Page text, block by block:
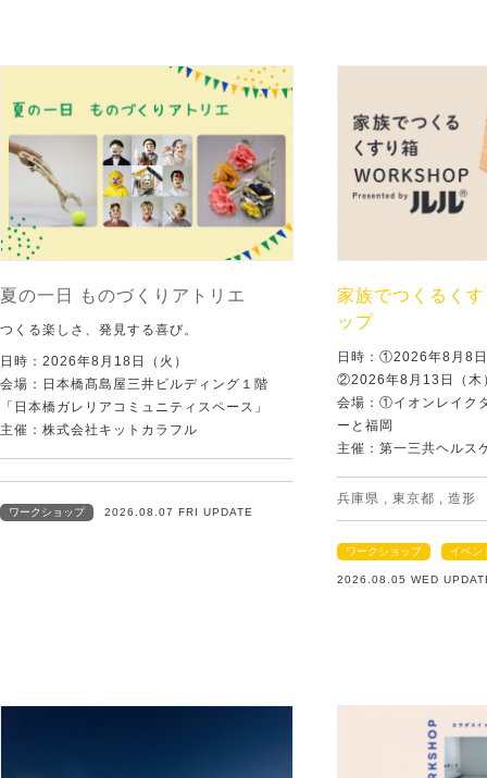
夏の一日 ものづくりアトリエ
つくる楽しさ、発見する喜び。
日時：2026年8月18日（火）
会場：日本橋髙島屋三井ビルディング１階
「日本橋ガレリアコミュニティスペース」
主催：株式会社キットカラフル
ワークショップ 2026.08.07 FRI UPDATE
家族でつくるく
ップ
日時：①2026年8月8
②2026年8月13日（木
会場：①イオンレイ
ーと福岡
主催：第一三共ヘルス
兵庫県 東京都 造形
ワークショップ イベン
2026.08.05 WED